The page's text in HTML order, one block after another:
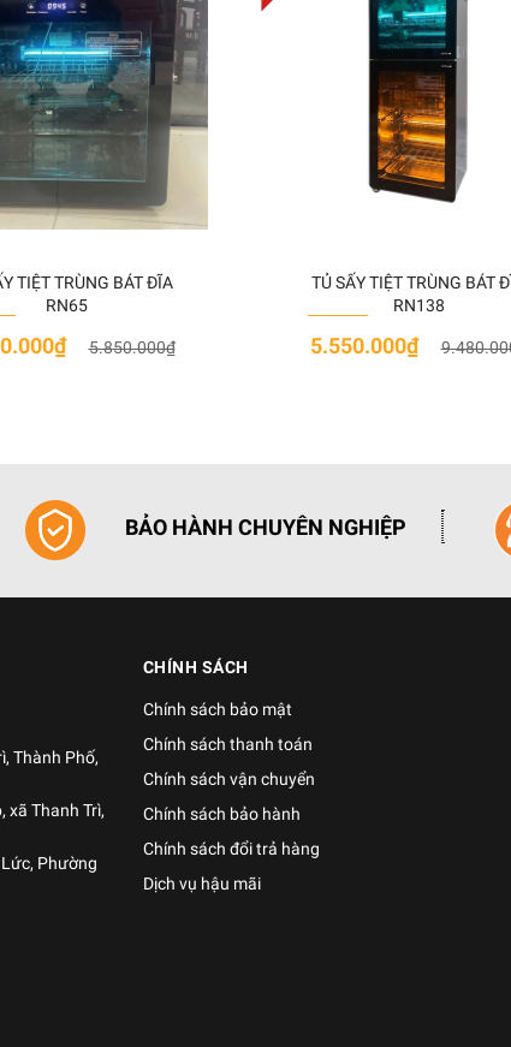
Khử trùng bằng Ozone kết hợp sấy khô ở nhiệt độ trung
nhiệt độ cao (thủy tinh, gốm sứ, inox…) và cả đồ dùng
TIỆT TRÙNG BÁT ĐĨA
RN65
5.850.000₫
TỦ SẤY TIỆT TRÙNG BÁT
RN138
5.550.000₫
BẢO HÀNH CHUYÊN NGHIỆP
Thành Phố,
xã Thanh Trì,
Phường
CHÍNH SÁCH
Chính sách bảo mật
Chính sách thanh toán
Chính sách vận chuyển
Chính sách bảo hành
Chính sách đổi trả hàng
Dịch vụ hậu mãi